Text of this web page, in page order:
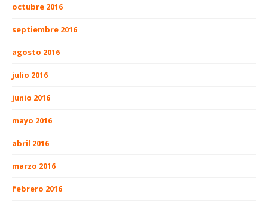
octubre 2016
septiembre 2016
agosto 2016
julio 2016
junio 2016
mayo 2016
abril 2016
marzo 2016
febrero 2016